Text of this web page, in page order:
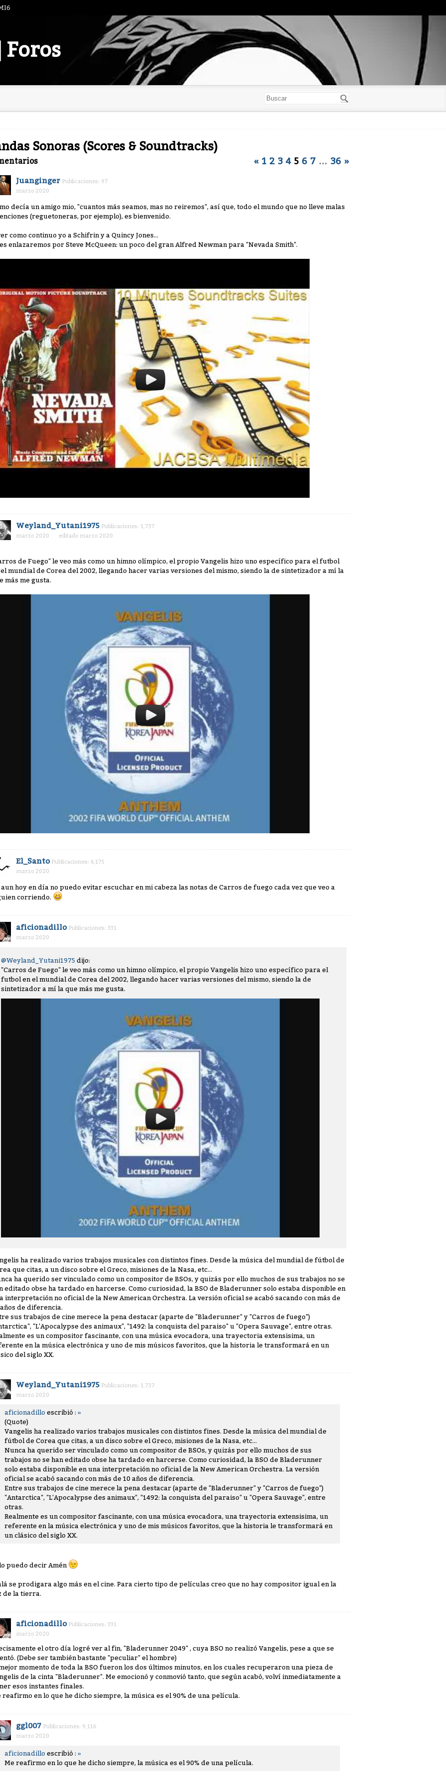
Sonoras (Scores & Soundtracks)
« 1 2 3 4 5 6 7 … 36 »
Juanginger Publicaciones: 97
marzo 2020
decía un amigo mio, "cuantos más seamos, mas no reiremos", así que, todo el mundo que no lleve malas
(reguetoneras, por ejemplo), es bienvenido.
como continuo yo a Schifrin y a Quincy Jones...
enlazaremos por Steve McQueen: un poco del gran Alfred Newman para "Nevada Smith".
Weyland_Yutani1975 Publicaciones: 1,737
marzo 2020
editado marzo 2020
de Fuego" le veo más como un himno olímpico, el propio Vangelis hizo uno específico para el futbol
mundial de Corea del 2002, llegando hacer varias versiones del mismo, siendo la de sintetizador a mí la
más me gusta.
El_Santo Publicaciones: 6,175
marzo 2020
aun hoy en día no puedo evitar escuchar en mi cabeza las notas de Carros de fuego cada vez que veo a
corriendo.
aficionadillo Publicaciones: 331
marzo 2020
@Weyland_Yutani1975 dijo:
"Carros de Fuego" le veo más como un himno olímpico, el propio Vangelis hizo uno específico para el
futbol en el mundial de Corea del 2002, llegando hacer varias versiones del mismo, siendo la de
sintetizador a mí la que más me gusta.
ha realizado varios trabajos musicales con distintos fines. Desde la música del mundial de fútbol de
que citas, a un disco sobre el Greco, misiones de la Nasa, etc...
ha querido ser vinculado como un compositor de BSOs, y quizás por ello muchos de sus trabajos no se
editado obse ha tardado en harcerse. Como curiosidad, la BSO de Bladerunner solo estaba disponible en
interpretación no oficial de la New American Orchestra. La versión oficial se acabó sacando con más de
de diferencia.
sus trabajos de cine merece la pena destacar (aparte de "Bladerunner" y "Carros de fuego")
"L'Apocalypse des animaux", "1492: la conquista del paraiso" u "Opera Sauvage", entre otras.
es un compositor fascinante, con una música evocadora, una trayectoria extensisima, un
en la música electrónica y uno de mis músicos favoritos, que la historia le transformará en un
del siglo XX.
Weyland_Yutani1975 Publicaciones: 1,737
marzo 2020
aficionadillo escribió : »
(Quote)
Vangelis ha realizado varios trabajos musicales con distintos fines. Desde la música del mundial de
fútbol de Corea que citas, a un disco sobre el Greco, misiones de la Nasa, etc...
Nunca ha querido ser vinculado como un compositor de BSOs, y quizás por ello muchos de sus
trabajos no se han editado obse ha tardado en harcerse. Como curiosidad, la BSO de Bladerunner
solo estaba disponible en una interpretación no oficial de la New American Orchestra. La versión
oficial se acabó sacando con más de 10 años de diferencia.
Entre sus trabajos de cine merece la pena destacar (aparte de "Bladerunner" y "Carros de fuego")
"Antarctica", "L'Apocalypse des animaux", "1492: la conquista del paraiso" u "Opera Sauvage", entre
otras.
Realmente es un compositor fascinante, con una música evocadora, una trayectoria extensisima, un
referente en la música electrónica y uno de mis músicos favoritos, que la historia le transformará en
un clásico del siglo XX.
puedo decir Amén
se prodigara algo más en el cine. Para cierto tipo de películas creo que no hay compositor igual en la
de la tierra.
aficionadillo Publicaciones: 331
marzo 2020
el otro día logré ver al fin, "Bladerunner 2049" , cuya BSO no realizó Vangelis, pese a que se
(Debe ser también bastante "peculiar" el hombre)
momento de toda la BSO fueron los dos últimos minutos, en los cuales recuperaron una pieza de
de la cinta "Bladerunner". Me emocionó y conmovió tanto, que según acabó, volví inmediatamente a
esos instantes finales.
reafirmo en lo que he dicho siempre, la música es el 90% de una película.
ggl007 Publicaciones: 9,116
marzo 2020
aficionadillo escribió : »
Me reafirmo en lo que he dicho siempre, la música es el 90% de una película.